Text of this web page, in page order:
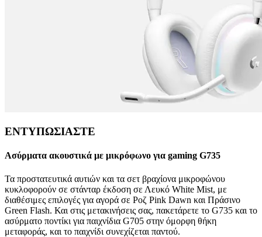
ΕΝΤΥΠΩΣΙΑΣΤΕ
Ασύρματα ακουστικά με μικρόφωνο για gaming G735
Τα προστατευτικά αυτιών και τα σετ βραχίονα μικροφώνου
κυκλοφορούν σε στάνταρ έκδοση σε Λευκό White Mist, με
διαθέσιμες επιλογές για αγορά σε Ροζ Pink Dawn και Πράσινο
Green Flash. Και στις μετακινήσεις σας, πακετάρετε το G735 και το
ασύρματο ποντίκι για παιχνίδια G705 στην όμορφη θήκη
μεταφοράς, και το παιχνίδι συνεχίζεται παντού.